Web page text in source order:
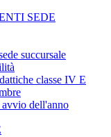
SEDE
succursale
classe IV E
dell'anno